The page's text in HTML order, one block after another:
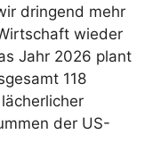
dringend mehr
wieder
Jahr 2026 plant
118
der US-